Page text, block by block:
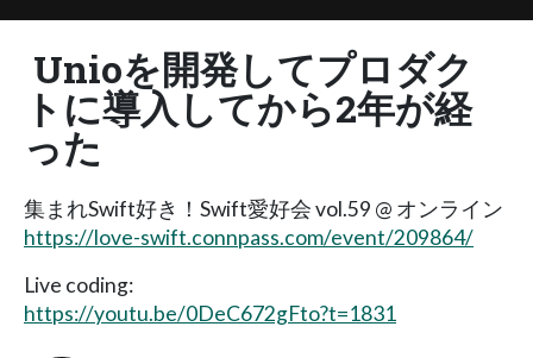
Unioを開発してプロダク
トに導入してから2年が経
った
集まれSwift好き！Swift愛好会 vol.59 @ オンライン
https://love-swift.connpass.com/event/209864/
Live coding:
https://youtu.be/0DeC672gFto?t=1831